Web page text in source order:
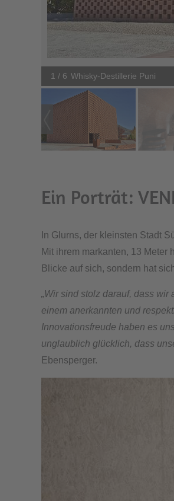
1 / 6 Whisky-Destillerie Puni
Ein Porträt:
In Glurns, der kleinsten Stadt
Mit ihrem markanten, 13 Meter
Blicke auf sich, sondern hat
„Wir sind stolz darauf, dass
einem anerkannten und
Innovationsfreude haben es
unglaublich glücklich, dass
Ebensperger.